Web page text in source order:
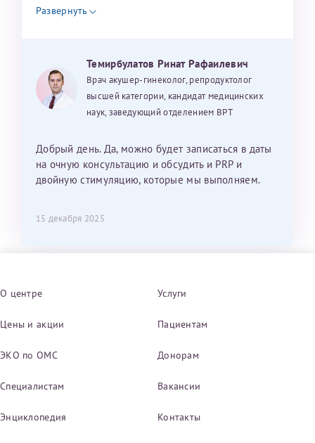
Развернуть
Темирбулатов Ринат Рафаилевич
Врач акушер-гинеколог, репродуктолог
высшей категории, кандидат медицинских
наук, заведующий отделением ВРТ
Добрый день. Да, можно будет записаться в даты
на очную консультацию и обсудить и PRP и
двойную стимуляцию, которые мы выполняем.
15 декабря 2025
О центре Услуги
Цены и акции Пациентам
ЭКО по ОМС Донорам
Специалистам Вакансии
Энциклопедия Контакты